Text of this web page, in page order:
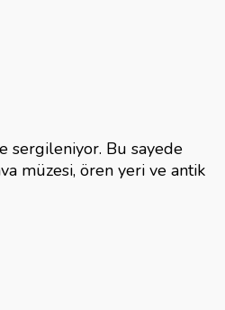
sergileniyor. Bu sayede
müzesi, ören yeri ve antik